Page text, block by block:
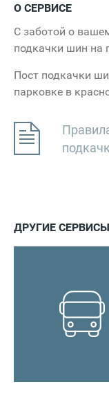
О СЕРВИСЕ
С заботой о
подкачки шин на
Пост подкачки
парковке в
ДРУГИЕ СЕРВИСЫ